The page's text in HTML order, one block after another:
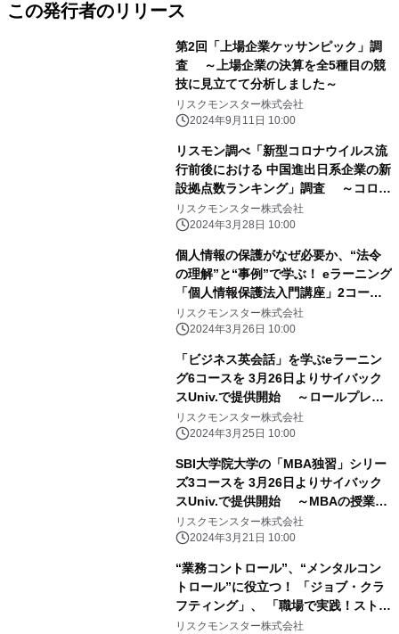
この発行者のリリース
第2回「上場企業ケッサンピック」調
査 ～上場企業の決算を全5種目の競
技に見立てて分析しました～
リスクモンスター株式会社
2024年9月11日 10:00
リスモン調べ「新型コロナウイルス流
行前後における 中国進出日系企業の新
設拠点数ランキング」調査 ～コロナ
禍前後では2021年がピーク、コンビニ
がトップ2～
リスクモンスター株式会社
2024年3月28日 10:00
個人情報の保護がなぜ必要か、“法令
の理解”と“事例”で学ぶ！ eラーニング
「個人情報保護法入門講座」2コース
を、 研修サービス『サイバックス
Univ.』で3月26日より提供開始
リスクモンスター株式会社
2024年3月26日 10:00
「ビジネス英会話」を学ぶeラーニン
グ6コースを 3月26日よりサイバック
スUniv.で提供開始 ～ロールプレイ
を楽しみながら、対面・オンラインの
商談や、 メール・会議・報告で使える
リスクモンスター株式会社
2024年3月25日 10:00
SBI大学院大学の「MBA独習」シリー
ズ3コースを 3月26日よりサイバック
スUniv.で提供開始 ～MBAの授業を
eラーニングで手軽に体験～
リスクモンスター株式会社
2024年3月21日 10:00
“業務コントロール”、“メンタルコン
トロール”に役立つ！ 「ジョブ・クラ
フティング」、 「職場で実践！ストレ
スコーピング」など、eラーニング19
リスクモンスター株式会社